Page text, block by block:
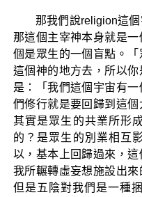
那我們說religion這
那這個主宰神本身就是
個是眾生的一個盲點。
這個神的地方去，所以
是：「我們這個宇宙有
們修行就是要回歸到這
其實是眾生的共業所形
的？是眾生的別業相互
以，基本上回歸過來，
我所輾轉虛妄想施設出
但是五陰對我們是一種